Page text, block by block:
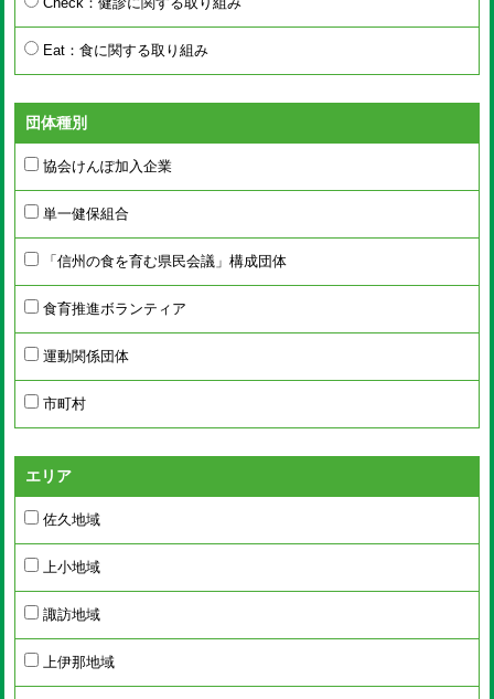
Eat：食に関する取り組み
団体種別
協会けんぽ加入企業
単一健保組合
「信州の食を育む県民会議」構成団体
食育推進ボランティア
運動関係団体
市町村
エリア
佐久地域
上小地域
諏訪地域
上伊那地域